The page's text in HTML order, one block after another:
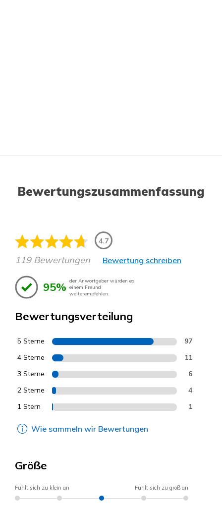
Bewertungszusammenfassung
4.7
119 Bewertungen Bewertung schreiben
95% der Anwortgeber würden es
einem Freund
weiterempfehlen.
Bewertungsverteilung
5 Sterne 97
4 Sterne 11
3 Sterne 6
2 Sterne 4
1 Stern 1
Wie sammeln wir Bewertungen
Größe
Fühlt sich zu klein an Fühlt sich zu groß an